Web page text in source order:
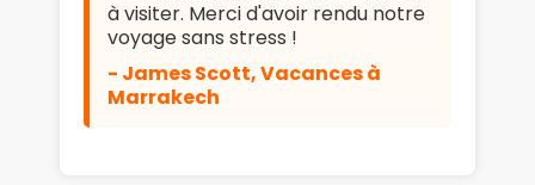
à visiter. Merci d'avoir rendu notre
voyage sans stress !
- James Scott, Vacances à
Marrakech